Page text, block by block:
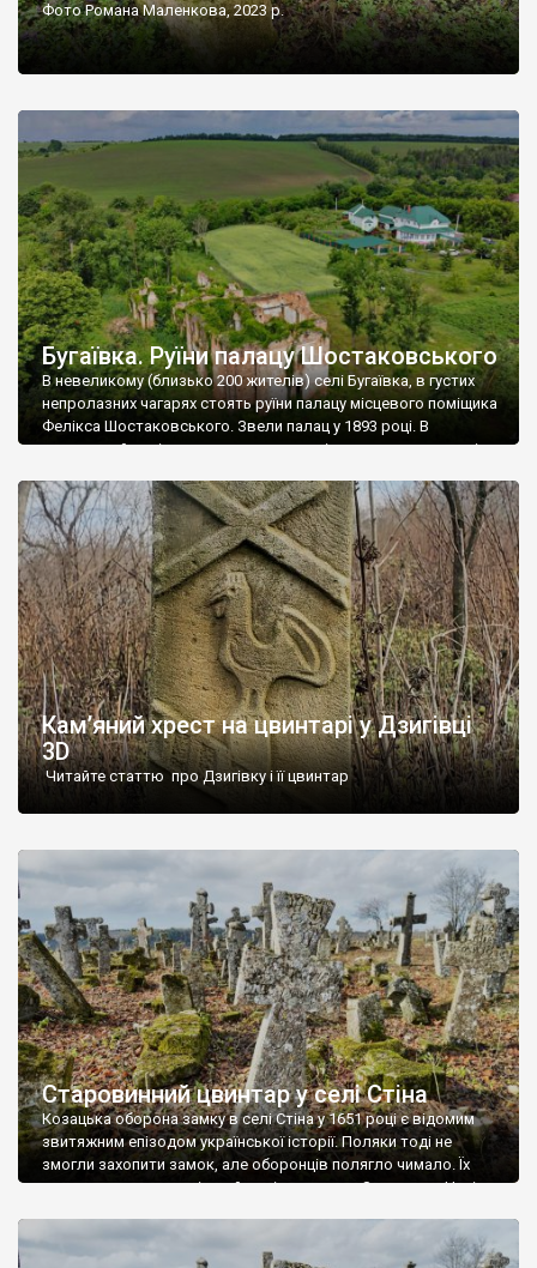
Фото Романа Маленкова, 2023 р.
Бугаївка. Руїни палацу Шостаковського
В невеликому (близько 200 жителів) селі Бугаївка, в густих
непролазних чагарях стоять руїни палацу місцевого поміщика
Фелікса Шостаковського. Звели палац у 1893 році. В
радянський період у ньому спочатку містилася школа, потім
століття тут розмістили туберкульозну лікарню. Коли із
палацу виїхала лікарня – ми точно не […]
Кам’яний хрест на цвинтарі у Дзигівці
3D
Читайте статтю про Дзигівку і її цвинтар
Старовинний цвинтар у селі Стіна
Козацька оборона замку в селі Стіна у 1651 році є відомим
звитяжним епізодом української історії. Поляки тоді не
змогли захопити замок, але оборонців полягло чимало. Їх
поховали на цвинтарі, який тоді називався Замковим. Нині на
ньому чимало хрестів 19 століття, є такі, де епітафії стер […]